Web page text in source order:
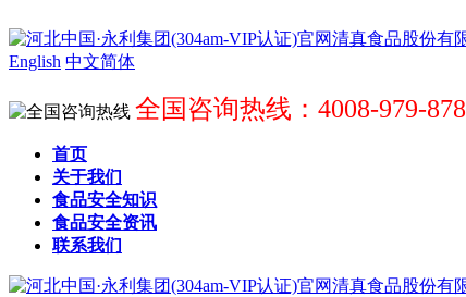
English 中文简体
全国咨询热线：4008-979-878
首页
关于我们
食品安全知识
食品安全资讯
联系我们